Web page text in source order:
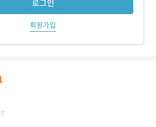
로그인
회원가입